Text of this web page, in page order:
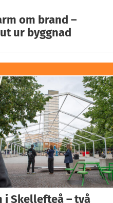
om brand –
ur byggnad
Skellefteå – två